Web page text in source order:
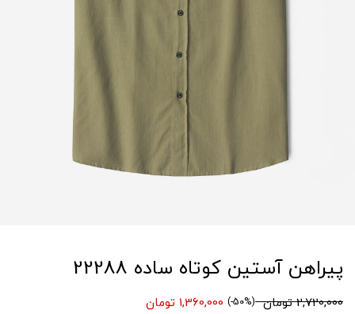
پیراهن آستین کوتاه ساده 22288
2,720,000 تومان (50%-)